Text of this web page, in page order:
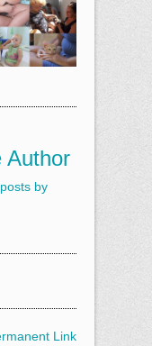
Author
by
Link